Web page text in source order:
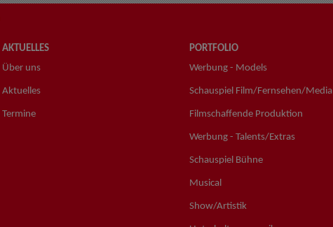
AKTUELLES
Über uns
Aktuelles
Termine
PORTFOLIO
Werbung - Models
Schauspiel Film/Fernsehen/Media
Filmschaffende Produktion
Werbung - Talents/Extras
Schauspiel Bühne
Musical
Show/Artistik